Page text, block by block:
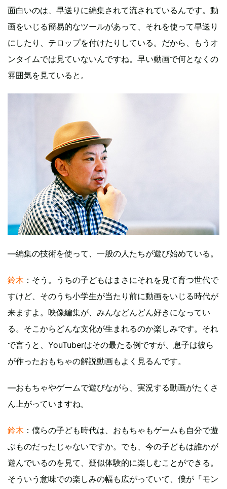
面白いのは、早送りに編集されて流されているんです。動
画をいじる簡易的なツールがあって、それを使って早送り
にしたり、テロップを付けたりしている。だから、もうオ
ンタイムでは見ていないんですね。早い動画で何となくの
雰囲気を見ていると。
―編集の技術を使って、一般の人たちが遊び始めている。
鈴木 ：そう。うちの子どもはまさにそれを見て育つ世代で
すけど、そのうち小学生が当たり前に動画をいじる時代が
来ますよ。映像編集が、みんなどんどん好きになってい
る。そこからどんな文化が生まれるのか楽しみです。それ
で言うと、YouTuberはその最たる例ですが、息子は彼ら
が作ったおもちゃの解説動画もよく見るんです。
―おもちゃやゲームで遊びながら、実況する動画がたくさ
ん上がっていますね。
鈴木 ：僕らの子ども時代は、おもちゃもゲームも自分で遊
ぶものだったじゃないですか。でも、今の子どもは誰かが
遊んでいるのを見て、疑似体験的に楽しむことができる。
そういう意味での楽しみの幅も広がっていて、僕が『モン